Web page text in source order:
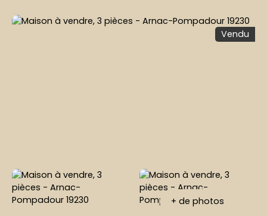
Vendu
+ de photos